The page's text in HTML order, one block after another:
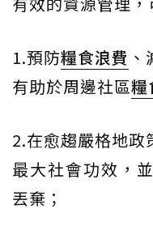
1.預防糧食浪費
有助於周邊社區糧
2.在愈趨嚴格地
最大社會功效，
丟棄；